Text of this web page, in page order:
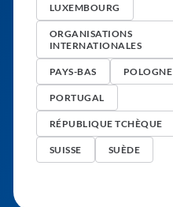
LUXEMBOURG
ORGANISATIONS
INTERNATIONALES
PAYS-BAS POLOGNE
PORTUGAL
RÉPUBLIQUE TCHÈQUE
SUISSE SUÈDE